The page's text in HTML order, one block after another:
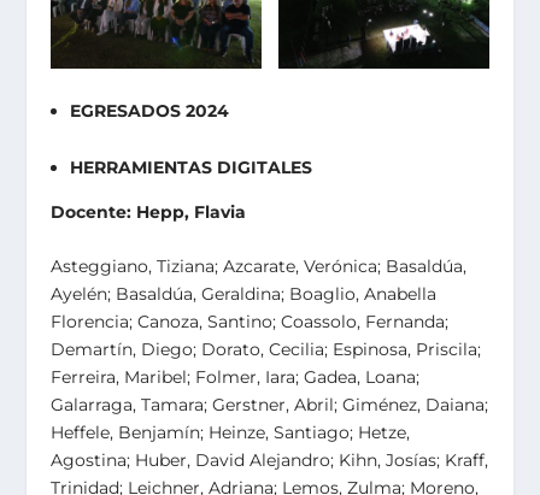
EGRESADOS 2024
HERRAMIENTAS DIGITALES
Docente: Hepp, Flavia
Asteggiano, Tiziana; Azcarate, Verónica; Basaldúa,
Ayelén; Basaldúa, Geraldina; Boaglio, Anabella
Florencia; Canoza, Santino; Coassolo, Fernanda;
Demartín, Diego; Dorato, Cecilia; Espinosa, Priscila;
Ferreira, Maribel; Folmer, Iara; Gadea, Loana;
Galarraga, Tamara; Gerstner, Abril; Giménez, Daiana;
Heffele, Benjamín; Heinze, Santiago; Hetze,
Agostina; Huber, David Alejandro; Kihn, Josías; Kraff,
Trinidad; Leichner, Adriana; Lemos, Zulma; Moreno,